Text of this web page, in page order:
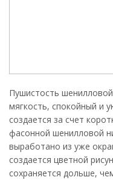
Пушистость
мягкость, спокойный и
создается за счет
фасонной шенилловой
выработано из уже
создается цветной
сохраняется дольше,